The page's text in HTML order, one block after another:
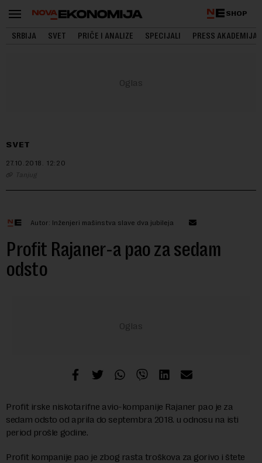
SHOP
SRBIJA SVET PRIČE I ANALIZE SPECIJALI PRESS AKADEMIJA
SVET
27.10.2018. 12:20
Tanjug
Autor: Inženjeri mašinstva slave dva jubileja
Profit Rajaner-a pao za sedam
odsto
Profit irske niskotarifne avio-kompanije Rajaner pao je za
sedam odsto od aprila do septembra 2018. u odnosu na isti
period prošle godine.
Profit kompanije pao je zbog rasta troškova za gorivo i štete